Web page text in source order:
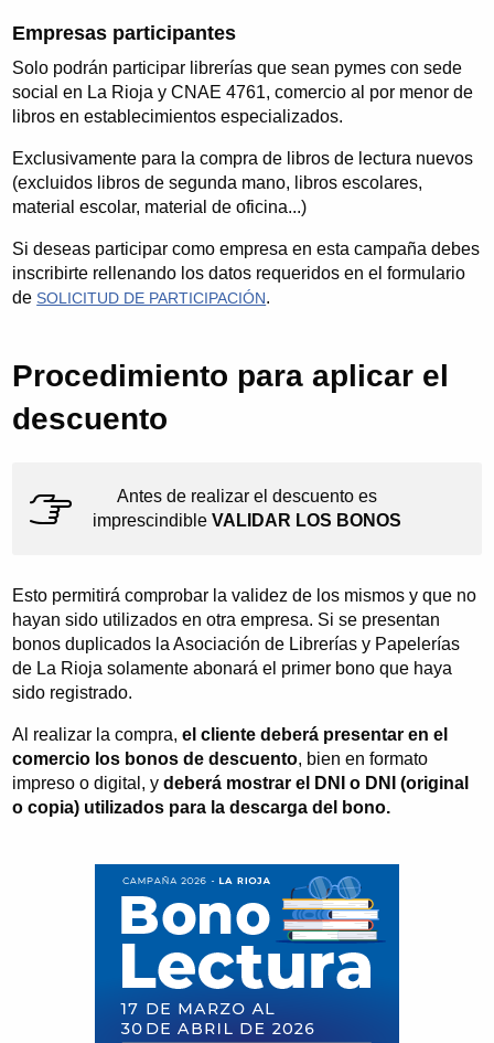
Empresas participantes
Solo podrán participar librerías que sean pymes con sede
social en La Rioja y CNAE 4761, comercio al por menor de
libros en establecimientos especializados.
Exclusivamente para la compra de libros de lectura nuevos
(excluidos libros de segunda mano, libros escolares,
material escolar, material de oficina...)
Si deseas participar como empresa en esta campaña debes
inscribirte rellenando los datos requeridos en el formulario
deSOLICITUD DE PARTICIPACIÓN.
Procedimiento para aplicar el
descuento
Antes de realizar el descuento es
imprescindible VALIDAR LOS BONOS
Esto permitirá comprobar la validez de los mismos y que no
hayan sido utilizados en otra empresa. Si se presentan
bonos duplicados la Asociación de Librerías y Papelerías
de La Rioja solamente abonará el primer bono que haya
sido registrado.
Al realizar la compra,el cliente deberá presentar en el
comercio los bonos de descuento, bien en formato
impreso o digital, ydeberá mostrar el DNI o DNI (original
o copia) utilizados para la descarga del bono.